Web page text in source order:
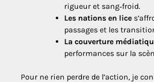
rigueur et sang‑froid.
Les nations en lice
passages et les
La couverture
performances sur la
Pour ne rien perdre de l’action, je